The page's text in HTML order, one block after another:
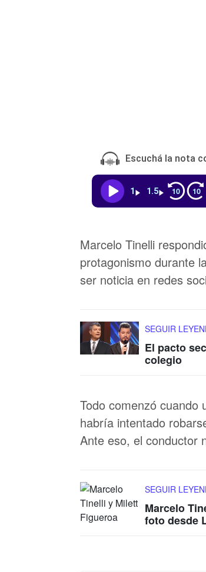
Escuchá la nota
1 1.5 10 10
Marcelo Tinelli
protagonismo durante
ser noticia en redes
SEGUIR
El pacto
colegio
Todo comenzó cuando
habría intentado
Ante eso, el conductor
SEGUIR
Marcelo
foto desde